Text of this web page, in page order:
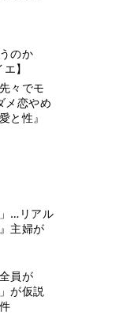
のか
】
々でモ
メ恋やめ
と性』
…リアル
主婦が
員が
が仮説